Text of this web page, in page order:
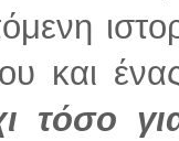
και
τόσο